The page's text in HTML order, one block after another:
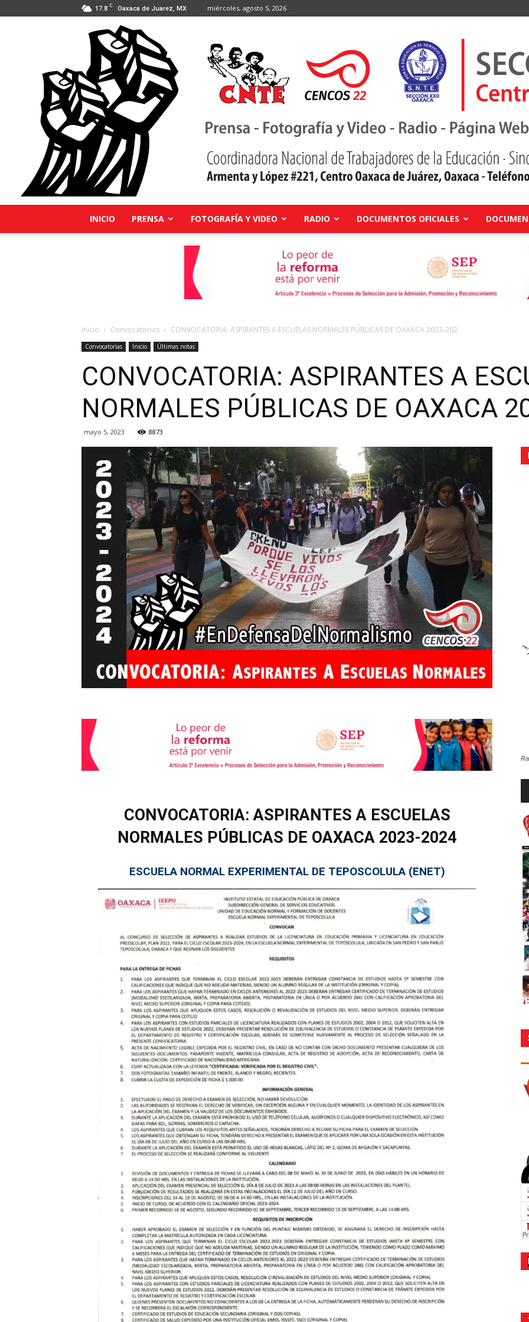
17.8 C Oaxaca de Juarez, MX miércoles, agosto 5, 2026
Social
de
la
INICIO PRENSA FOTOGRAFÍA Y VIDEO RADIO DOCUMENTOS OFICIALES
Inicio Convocatorias CONVOCATORIA: ASPIRANTES A ESCUELAS NORMALES PÚBLICAS DE OAXACA 2023-202
Convocatorias Inicio Últimas notas
CONVOCATORIA: ASPIRANTES A
NORMALES PÚBLICAS DE OAXACA
mayo 5, 2023 8873
CONVOCATORIA: ASPIRANTES A ESCUELAS
NORMALES PÚBLICAS DE OAXACA 2023-2024
ESCUELA NORMAL EXPERIMENTAL DE TEPOSCOLULA (ENET)